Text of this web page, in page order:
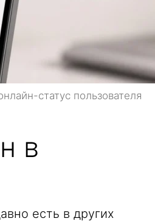
статус пользователя
в
есть в других